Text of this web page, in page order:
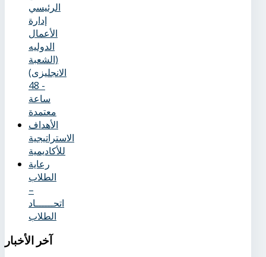
الرئيسي
إدارة
الأعمال
الدوليه
(الشعبة
الانجليزى)
- 48
ساعة
معتمدة
الأهداف
الاستراتيجية
للأكاديمية
رعاية
الطلاب
–
اتحــــــاد
الطلاب
آخر
الأخبار